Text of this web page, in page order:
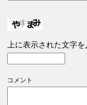
上に表示された文字
コメント